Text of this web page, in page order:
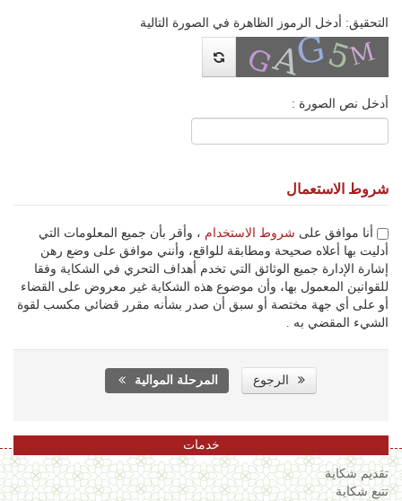
التحقيق: أدخل الرموز الظاهرة في الصورة التالية
أدخل نص الصورة :
شروط الاستعمال
شروط الاستخدام ، وأقر بأن جميع المعلومات التي
أدليت بها أعلاه صحيحة ومطابقة للواقع، وأنني موافق على وضع رهن
إشارة الإدارة جميع الوثائق التي تخدم أهداف التحري في الشكاية وفقا
للقوانين المعمول بها، وأن موضوع هذه الشكاية غير معروض على القضاء
أو على أي جهة مختصة أو سبق أن صدر بشأنه مقرر قضائي مكسب لقوة
الشيء المقضي به .
الرجوع المرحلة الموالية
خدمات
تقديم شكاية
تتبع شكاية